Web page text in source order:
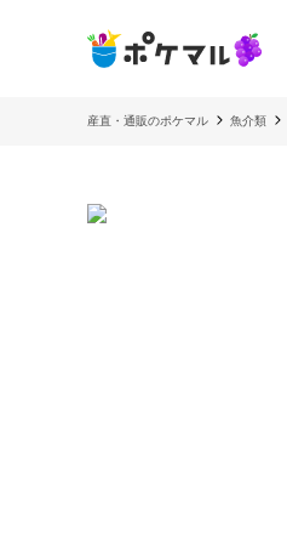
産直・通販のポケマル 魚介類